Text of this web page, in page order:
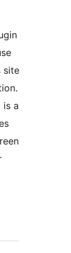
site
is a